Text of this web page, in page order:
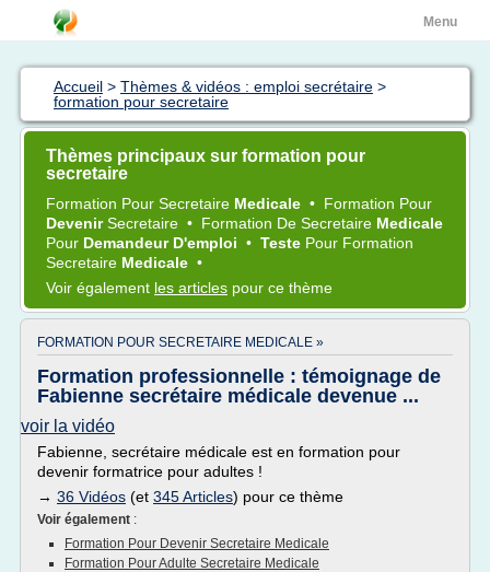
Menu
Accueil > Thèmes & vidéos : emploi secrétaire >
formation pour secretaire
Thèmes principaux sur formation pour
secretaire
Formation Pour Secretaire Medicale • Formation Pour
DevenirSecretaire • Formation De Secretaire Medicale
Pour Demandeur D'emploi • Teste Pour Formation
Secretaire Medicale •
Voir également les articles pour ce thème
FORMATION POUR SECRETAIRE MEDICALE »
Formation professionnelle : témoignage de
Fabienne secrétaire médicale devenue ...
voir la vidéo
Fabienne, secrétaire médicale est en formation pour
devenir formatrice pour adultes !
→ 36 Vidéos (et 345 Articles) pour ce thème
Voir également :
Formation Pour Devenir Secretaire Medicale
Formation Pour Adulte Secretaire Medicale